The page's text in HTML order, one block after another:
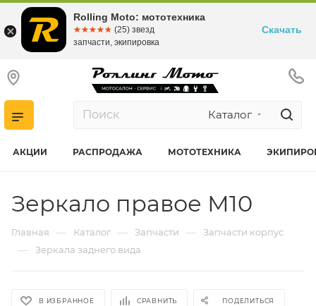
Каталог
АКЦИИ РАСПРОДАЖА МОТОТЕХНИКА
Зеркало правое М10
Главная — Каталог — Запчасти — Запчасти корпус
— Зеркала заднего вида
В ИЗБРАННОЕ СРАВНИТЬ ПОДЕЛИТЬСЯ
Rolling Moto: мототехника
☆☆☆☆☆
★★★★★ (25) звезд
запчасти, экипировка
Скачать